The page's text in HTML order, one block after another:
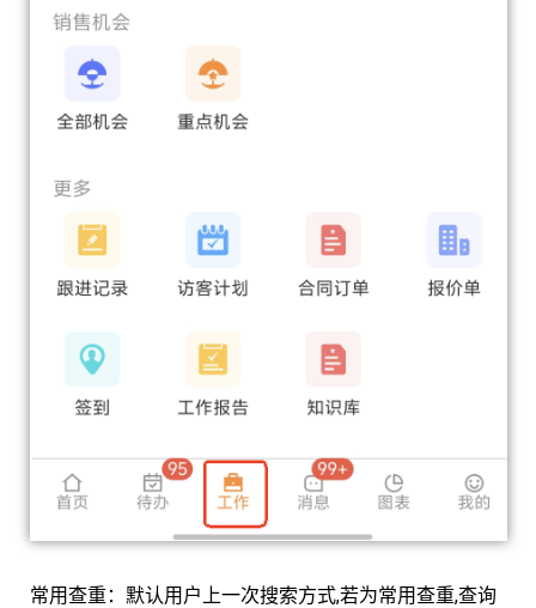
常用查重：默认用户上一次搜索方式,若为常用查重,查询